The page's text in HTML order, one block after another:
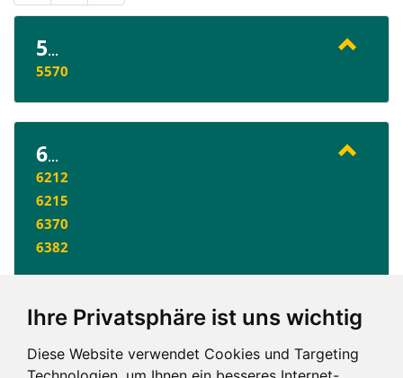
Ihre Privatsphäre ist uns wichtig
Diese Website verwendet Cookies und Targeting
5...
5570
6...
6212
6215
6370
6382
9
9220